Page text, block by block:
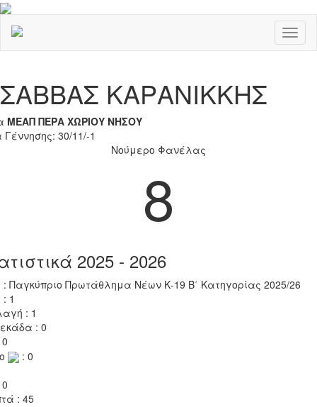
ΣΑΒΒΑΣ ΚΑΡΑΝΙΚΚΗΣ
ΜΕΑΠ ΠΕΡΑ ΧΩΡΙΟΥ ΝΗΣΟΥ
30/11/-1
Νούμερο Φανέλας
8
2025 - 2026
: Παγκύπριο Πρωτάθλημα Νέων Κ-19 Β΄ Κατηγορίας 2025/26
1
: 1
: 0
: 0
: 45